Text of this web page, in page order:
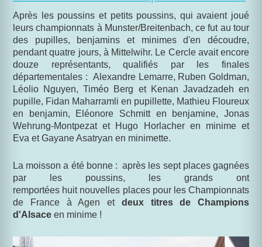
Après les poussins et petits poussins, qui avaient joué
leurs championnats à Munster/Breitenbach, ce fut au tour
des pupilles, benjamins et minimes d'en découdre,
pendant quatre jours, à Mittelwihr. Le Cercle avait encore
douze représentants, qualifiés par les finales
départementales : Alexandre Lemarre, Ruben Goldman,
Léolio Nguyen, Timéo Berg et Kenan Javadzadeh en
pupille, Fidan Maharramli en pupillette, Mathieu Floureux
en benjamin, Eléonore Schmitt en benjamine, Jonas
Wehrung-Montpezat et Hugo Horlacher en minime et
Eva et Gayane Asatryan en minimette.
La moisson a été bonne : après les sept places gagnées
par les poussins, les grands ont
remportées huit nouvelles places pour les Championnats
de France à Agen et deux titres de Champions
d'Alsace en minime !